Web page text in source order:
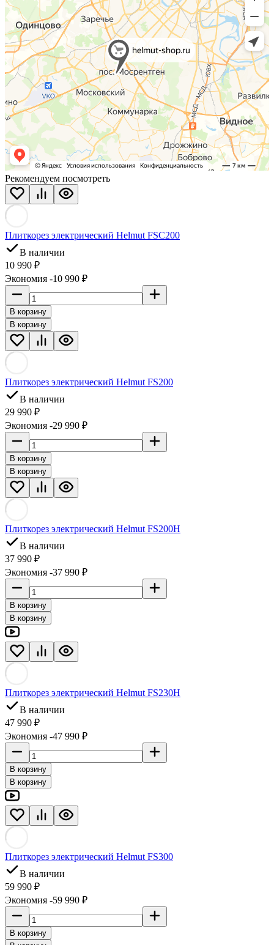
Рекомендуем посмотреть
Плиткорез электрический Helmut FSC200
В наличии
10 990 ₽
Экономия -10 990 ₽
В корзину
В корзину
Плиткорез электрический Helmut FS200
В наличии
29 990 ₽
Экономия -29 990 ₽
В корзину
В корзину
Плиткорез электрический Helmut FS200H
В наличии
37 990 ₽
Экономия -37 990 ₽
В корзину
В корзину
Плиткорез электрический Helmut FS230H
В наличии
47 990 ₽
Экономия -47 990 ₽
В корзину
В корзину
Плиткорез электрический Helmut FS300
В наличии
59 990 ₽
Экономия -59 990 ₽
В корзину